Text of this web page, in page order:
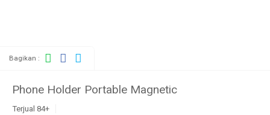
Bagikan :
Phone Holder Portable Magnetic
Terjual 84+